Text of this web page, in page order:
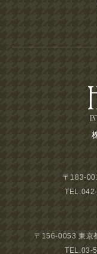
〒183-
〒156-0053 東京
TEL.03-